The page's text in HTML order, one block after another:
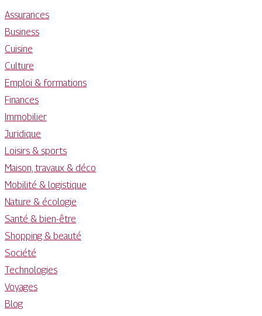
Assurances
Business
Cuisine
Culture
Emploi & formations
Finances
Immobilier
Juridique
Loisirs & sports
Maison, travaux & déco
Mobilité & logistique
Nature & écologie
Santé & bien-être
Shopping & beauté
Société
Technologies
Voyages
Blog